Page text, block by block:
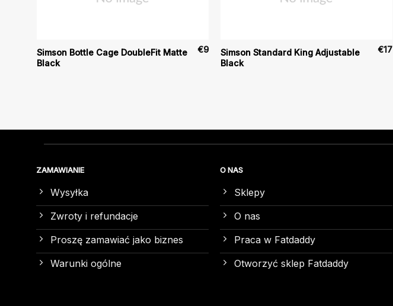
Simson Bottle Cage DoubleFit Matte
Black
€9
Simson Standard King Adjustable
Black
€17
ZAMAWIANIE
Wysyłka
Zwroty i refundacje
Proszę zamawiać jako biznes
Warunki ogólne
O NAS
Sklepy
O nas
Praca w Fatdaddy
Otworzyć sklep Fatdaddy